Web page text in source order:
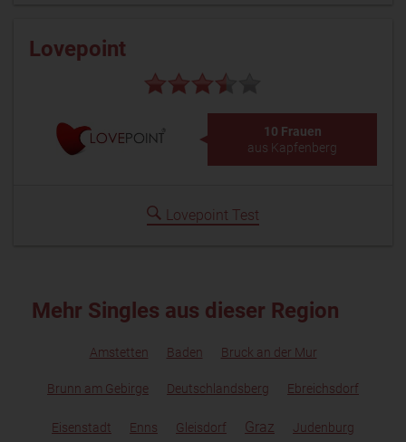
Lovepoint
10 Frauen
aus Kapfenberg
Lovepoint Test
Mehr Singles aus dieser Region
Amstetten Baden Bruck an der Mur
Brunn am Gebirge Deutschlandsberg Ebreichsdorf
Eisenstadt Enns Gleisdorf Graz Judenburg